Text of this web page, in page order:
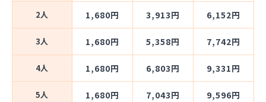
2人 1,680円 3,913円 6,152円
3人 1,680円 5,358円 7,742円
4人 1,680円 6,803円 9,331円
5人 1,680円 7,043円 9,596円